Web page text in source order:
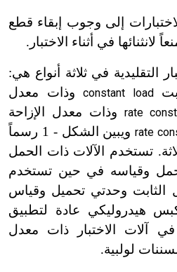
إلى وجوب إبقاء قطع
لانثنائها في أثناء الاختبار.
التقليدية في ثلاثة أنواع هي:
constant loadوذات معدل
rate وذات معدل الإزاحة
rate
ويبين الشكل - 1 رسماً
تستخدم الآلات ذات الحمل
الحمل وقياسه في حين تستخدم
الثابت وحدتي تحميل وقياس
هيدروليكي عادة لتطبيق
في آلات الاختبار ذات معدل
لولبية.